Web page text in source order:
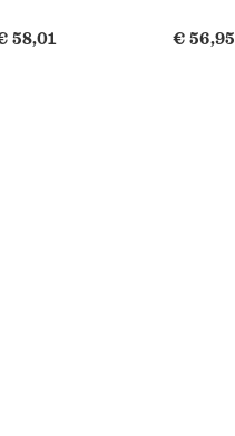
58,01 € 56,95